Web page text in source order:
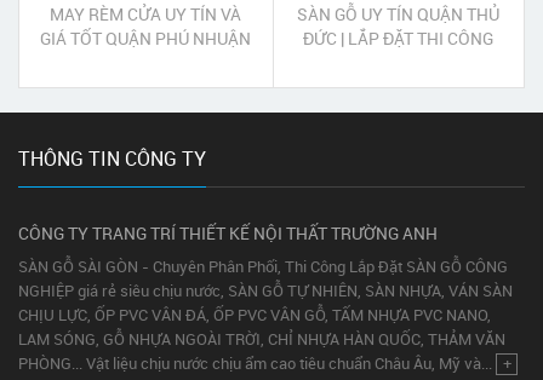
MAY RÈM CỬA UY TÍN VÀ
GIÁ TỐT QUẬN PHÚ NHUẬN
SÀN GỖ UY TÍN QUẬN THỦ
ĐỨC | LẮP ĐẶT THI CÔNG
ĐỨC
THÔNG TIN CÔNG TY
CÔNG TY TRANG TRÍ THIẾT KẾ NỘI THẤT TRƯỜNG ANH
SÀN GỖ SÀI GÒN - Chuyên Phân Phối, Thi Công Lắp Đặt SÀN GỖ CÔNG
NGHIỆP giá rẻ siêu chịu nước, SÀN GỖ TỰ NHIÊN, SÀN NHỰA, VÁN SÀN
CHỊU LỰC, ỐP PVC VÂN ĐÁ, ỐP PVC VÂN GỖ, TẤM NHỰA PVC NANO,
LAM SÓNG, GỖ NHỰA NGOÀI TRỜI, CHỈ NHỰA HÀN QUỐC, THẢM VĂN
PHÒNG... Vật liệu chịu nước chịu ẩm cao tiêu chuẩn Châu Âu, Mỹ và... +